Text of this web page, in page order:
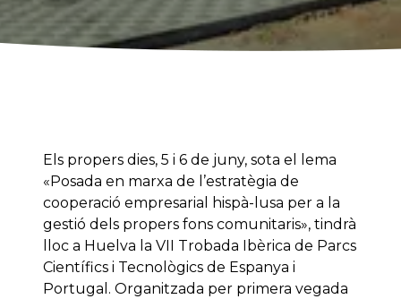
Els propers dies, 5 i 6 de juny, sota el lema
«Posada en marxa de l’estratègia de
cooperació empresarial hispà-lusa per a la
gestió dels propers fons comunitaris», tindrà
lloc a Huelva la VII Trobada Ibèrica de Parcs
Científics i Tecnològics de Espanya i
Portugal. Organitzada per primera vegada